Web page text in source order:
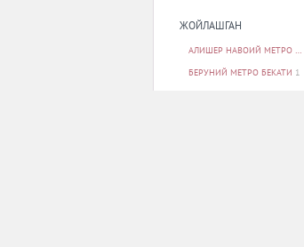
ЖОЙЛАШГАН
АЛИШЕР НАВОИЙ МЕТРО БЕКАТИ
БЕРУНИЙ МЕТРО БЕКАТИ 1